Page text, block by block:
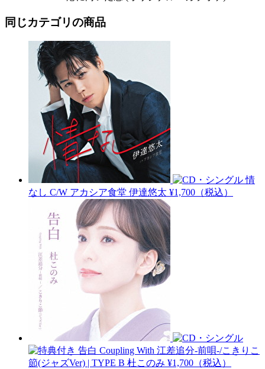
同じカテゴリの商品
情
なし C/W アカシア食堂 伊達悠太 ¥1,700（税込）
告白 Coupling With 江差追分-前唄-/こきりこ
節(ジャズVer) | TYPE B 杜このみ ¥1,700（税込）